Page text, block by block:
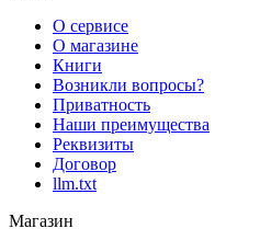
О сервисе
О магазине
Книги
Возникли вопросы?
Приватность
Наши преимущества
Реквизиты
Договор
llm.txt
Магазин